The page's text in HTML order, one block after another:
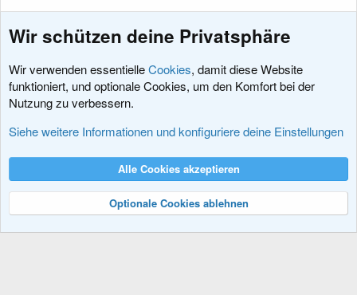
Informationen, Tipps und Tricks
Nutzungsbedingungen Datenschutz
R
Community platform by XenForo® © 2010-2024 XenForo Ltd.
Wir schützen deine Privatsphäre
Wir verwenden essentielleCookies, damit diese Website
funktioniert, und optionale Cookies, um den Komfort bei der
Nutzung zu verbessern.
Siehe weitere Informationen und konfiguriere deine Einstellungen
Alle Cookies akzeptieren
Optionale Cookies ablehnen